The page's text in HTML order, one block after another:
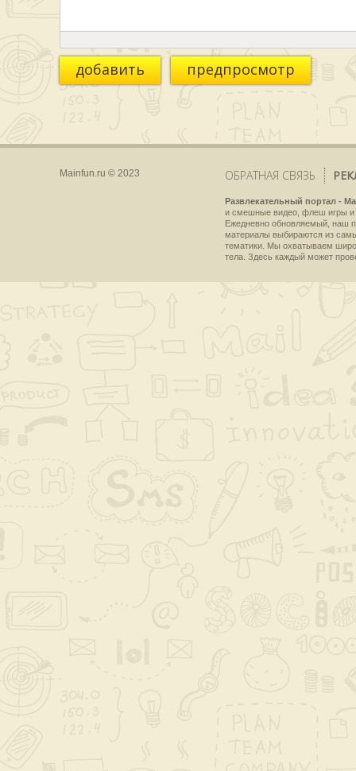
добавить предпросмотр
Mainfun.ru © 2023 ОБРАТНАЯ СВЯЗЬ
Развлекательный портал -
и смешные видео, флеш игры и
Ежедневно обновляемый, наш
материалы выбираются из
тематики. Мы охватываем
тела. Здесь каждый может